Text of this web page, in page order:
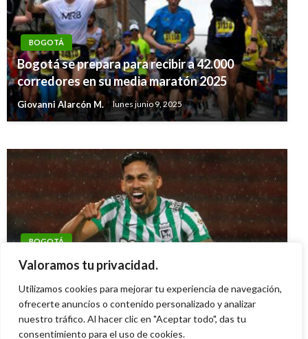
Valoramos tu privacidad.
Utilizamos cookies para mejorar tu experiencia de navegación,
ofrecerte anuncios o contenido personalizado y analizar
nuestro tráfico. Al hacer clic en "Aceptar todo", das tu
consentimiento para el uso de cookies.
BOGOTÁ
Bogotá se prepara para recibir a 42.000
corredores en su media maratón 2025
Giovanni Alarcón M. lunes junio 9, 2025
DEPORTES
Uruguay y Argentina quieren organizar el
Mundial del 2030: Blatter
Giovanni Alarcón M. jueves septiembre 30, 2010
BOGOTÁ
Listo el plan de seguridad para partido Santa
Diana Becerra sábado abril 13, 2024